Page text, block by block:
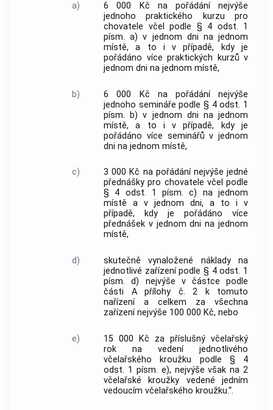
a)
6 000 Kč na pořádání nejvýše
jednoho praktického kurzu pro
chovatele včel podle § 4 odst. 1
písm. a) v jednom dni na jednom
místě, a to i v případě, kdy je
pořádáno více praktických kurzů v
jednom dni na jednom místě,
b)
6 000 Kč na pořádání nejvýše
jednoho semináře podle § 4 odst. 1
písm. b) v jednom dni na jednom
místě, a to i v případě, kdy je
pořádáno více seminářů v jednom
dni na jednom místě,
c)
3 000 Kč na pořádání nejvýše jedné
přednášky pro chovatele včel podle
§ 4 odst. 1 písm. c) na jednom
místě a v jednom dni, a to i v
případě, kdy je pořádáno více
přednášek v jednom dni na jednom
místě,
d)
skutečně vynaložené náklady na
jednotlivé zařízení podle § 4 odst. 1
písm. d) nejvýše v částce podle
části A přílohy č. 2 k tomuto
nařízení a celkem za všechna
zařízení nejvýše 100 000 Kč, nebo
e)
15 000 Kč za příslušný včelařský
rok na vedení jednotlivého
včelařského kroužku podle § 4
odst. 1 písm. e), nejvýše však na 2
včelařské kroužky vedené jedním
vedoucím včelařského kroužku.“.